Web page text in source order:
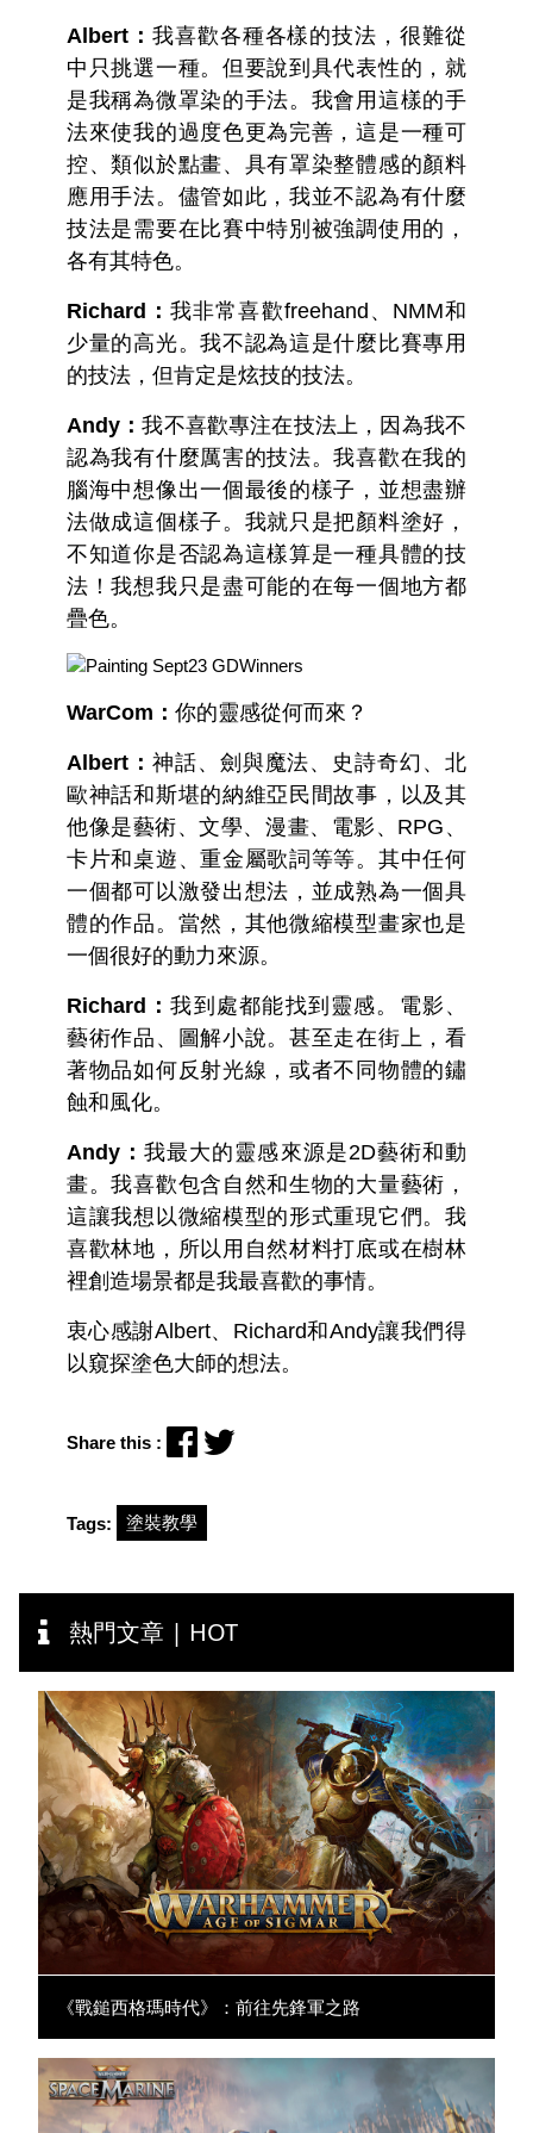
Albert： 我喜歡各種各樣的技法，很難從
中只挑選一種。但要說到具代表性的，就
是我稱為微罩染的手法。我會用這樣的手
法來使我的過度色更為完善，這是一種可
控、類似於點畫、具有罩染整體感的顏料
應用手法。儘管如此，我並不認為有什麼
技法是需要在比賽中特別被強調使用的，
各有其特色。
Richard：我非常喜歡freehand、NMM和
少量的高光。我不認為這是什麼比賽專用
的技法，但肯定是炫技的技法。
Andy：我不喜歡專注在技法上，因為我不
認為我有什麼厲害的技法。我喜歡在我的
腦海中想像出一個最後的樣子，並想盡辦
法做成這個樣子。我就只是把顏料塗好，
不知道你是否認為這樣算是一種具體的技
法！我想我只是盡可能的在每一個地方都
疊色。
WarCom： 你的靈感從何而來？
Albert： 神話、劍與魔法、史詩奇幻、北
歐神話和斯堪的納維亞民間故事，以及其
他像是藝術、文學、漫畫、電影、RPG、
卡片和桌遊、重金屬歌詞等等。其中任何
一個都可以激發出想法，並成熟為一個具
體的作品。當然，其他微縮模型畫家也是
一個很好的動力來源。
Richard：我到處都能找到靈感。電影、
藝術作品、圖解小說。甚至走在街上，看
著物品如何反射光線，或者不同物體的鏽
蝕和風化。
Andy：我最大的靈感來源是2D藝術和動
畫。我喜歡包含自然和生物的大量藝術，
這讓我想以微縮模型的形式重現它們。我
喜歡林地，所以用自然材料打底或在樹林
裡創造場景都是我最喜歡的事情。
衷心感謝Albert、Richard和Andy讓我們得
以窺探塗色大師的想法。
Share this :
Tags: 塗裝教學
熱門文章 | HOT
《戰鎚西格瑪時代》：前往先鋒軍之路